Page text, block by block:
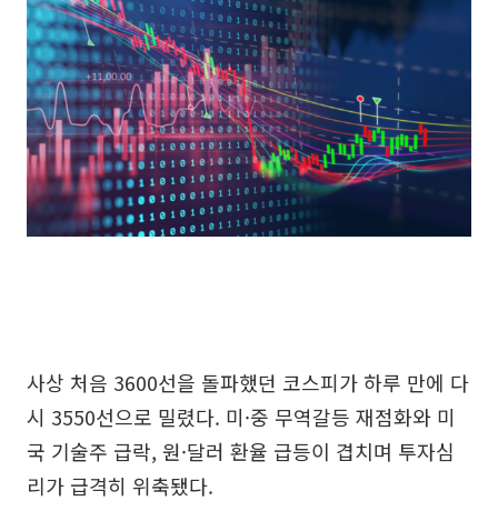
사상 처음 3600선을 돌파했던 코스피가 하루 만에 다
시 3550선으로 밀렸다. 미·중 무역갈등 재점화와 미
국 기술주 급락, 원·달러 환율 급등이 겹치며 투자심
리가 급격히 위축됐다.